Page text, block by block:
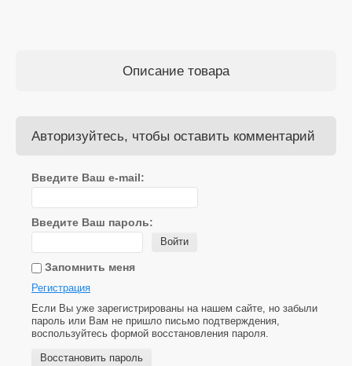
Описание товара
Авторизуйтесь, чтобы оставить комментарий
Введите Ваш e-mail:
Введите Ваш пароль:
Войти
Запомнить меня
Регистрация
Если Вы уже зарегистрированы на нашем сайте, но забыли
пароль или Вам не пришло письмо подтверждения,
воспользуйтесь формой восстановления пароля.
Восстановить пароль